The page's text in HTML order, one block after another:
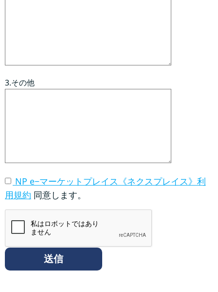
3.その他
NP e−マーケットプレイス《ネクスプレイス》利
用規約 同意します。